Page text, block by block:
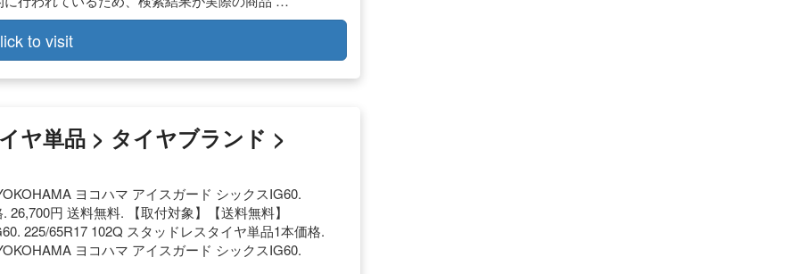
to visit
ヤ単品 > タイヤブランド >
ヨコハマ アイスガード シックスIG60.
円 送料無料. 【取付対象】【送料無料】
225/65R17 102Q スタッドレスタイヤ単品1本価格.
ヨコハマ アイスガード シックスIG60.